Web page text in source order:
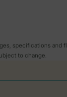
specifications and
to change.